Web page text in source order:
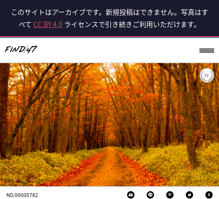
このサイトはアーカイブです。新規投稿はできません。写真はす
べて CC BY 4.0 ライセンスで引き続きご利用いただけます。
NO.00000782